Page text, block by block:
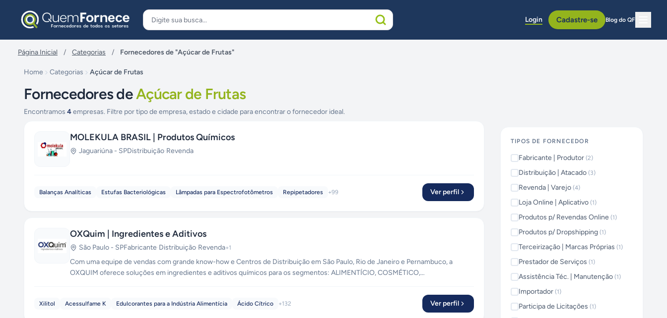
Login Cadastre-se Blog do QF
Página Inicial / Categorias / Fornecedores de "Açúcar de Frutas"
Home Categorias Açúcar de Frutas
Fornecedores deAçúcar de Frutas
Encontramos 4empresas. Filtre por tipo de empresa, estado e cidade para encontrar o fornecedor ideal.
MOLEKULA BRASIL | Produtos Químicos
Jaguariúna - SPDistribuição·Revenda
Balanças Analíticas Estufas Bacteriológicas Lâmpadas para Espectrofotômetros Repipetadores +99 Ver perfil
OXQuim | Ingredientes e Aditivos
São Paulo - SPFabricante·Distribuição·Revenda+1
Com uma equipe de vendas com grande know-how e Centros de Distribuição em São Paulo, Rio de Janeiro e Pernambuco, a
OXQUIM oferece soluções em ingredientes e aditivos químicos para os segmentos: ALIMENTÍCIO, COSMÉTICO,
Xilitol Acessulfame K Edulcorantes para a Indústria Alimentícia Ácido Cítrico +132 Ver perfil
TIPOS DE FORNECEDOR
Fabricante | Produtor (2)
Distribuição | Atacado (3)
Revenda | Varejo (4)
Loja Online | Aplicativo (1)
Produtos p/ Revendas Online (1)
Produtos p/ Dropshipping (1)
Terceirização | Marcas Próprias (1)
Prestador de Serviços (1)
Assistência Téc. | Manutenção (1)
Importador (1)
Participa de Licitações (1)